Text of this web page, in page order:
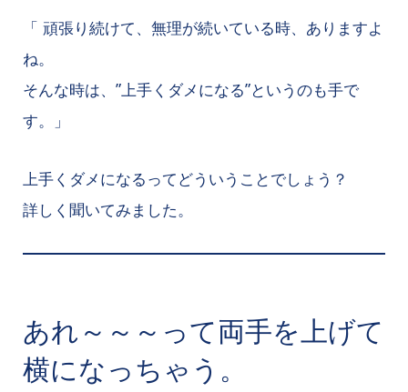
「 頑張り続けて、無理が続いている時、ありますよ
ね。
そんな時は、”上手くダメになる”というのも手で
す。」
上手くダメになるってどういうことでしょう？
詳しく聞いてみました。
あれ～～～って両手を上げて
横になっちゃう。